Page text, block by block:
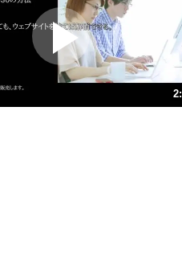
プラス思考
ポジティブになれない
しないから。
ポジティブ思考になる30の
ストレス対策